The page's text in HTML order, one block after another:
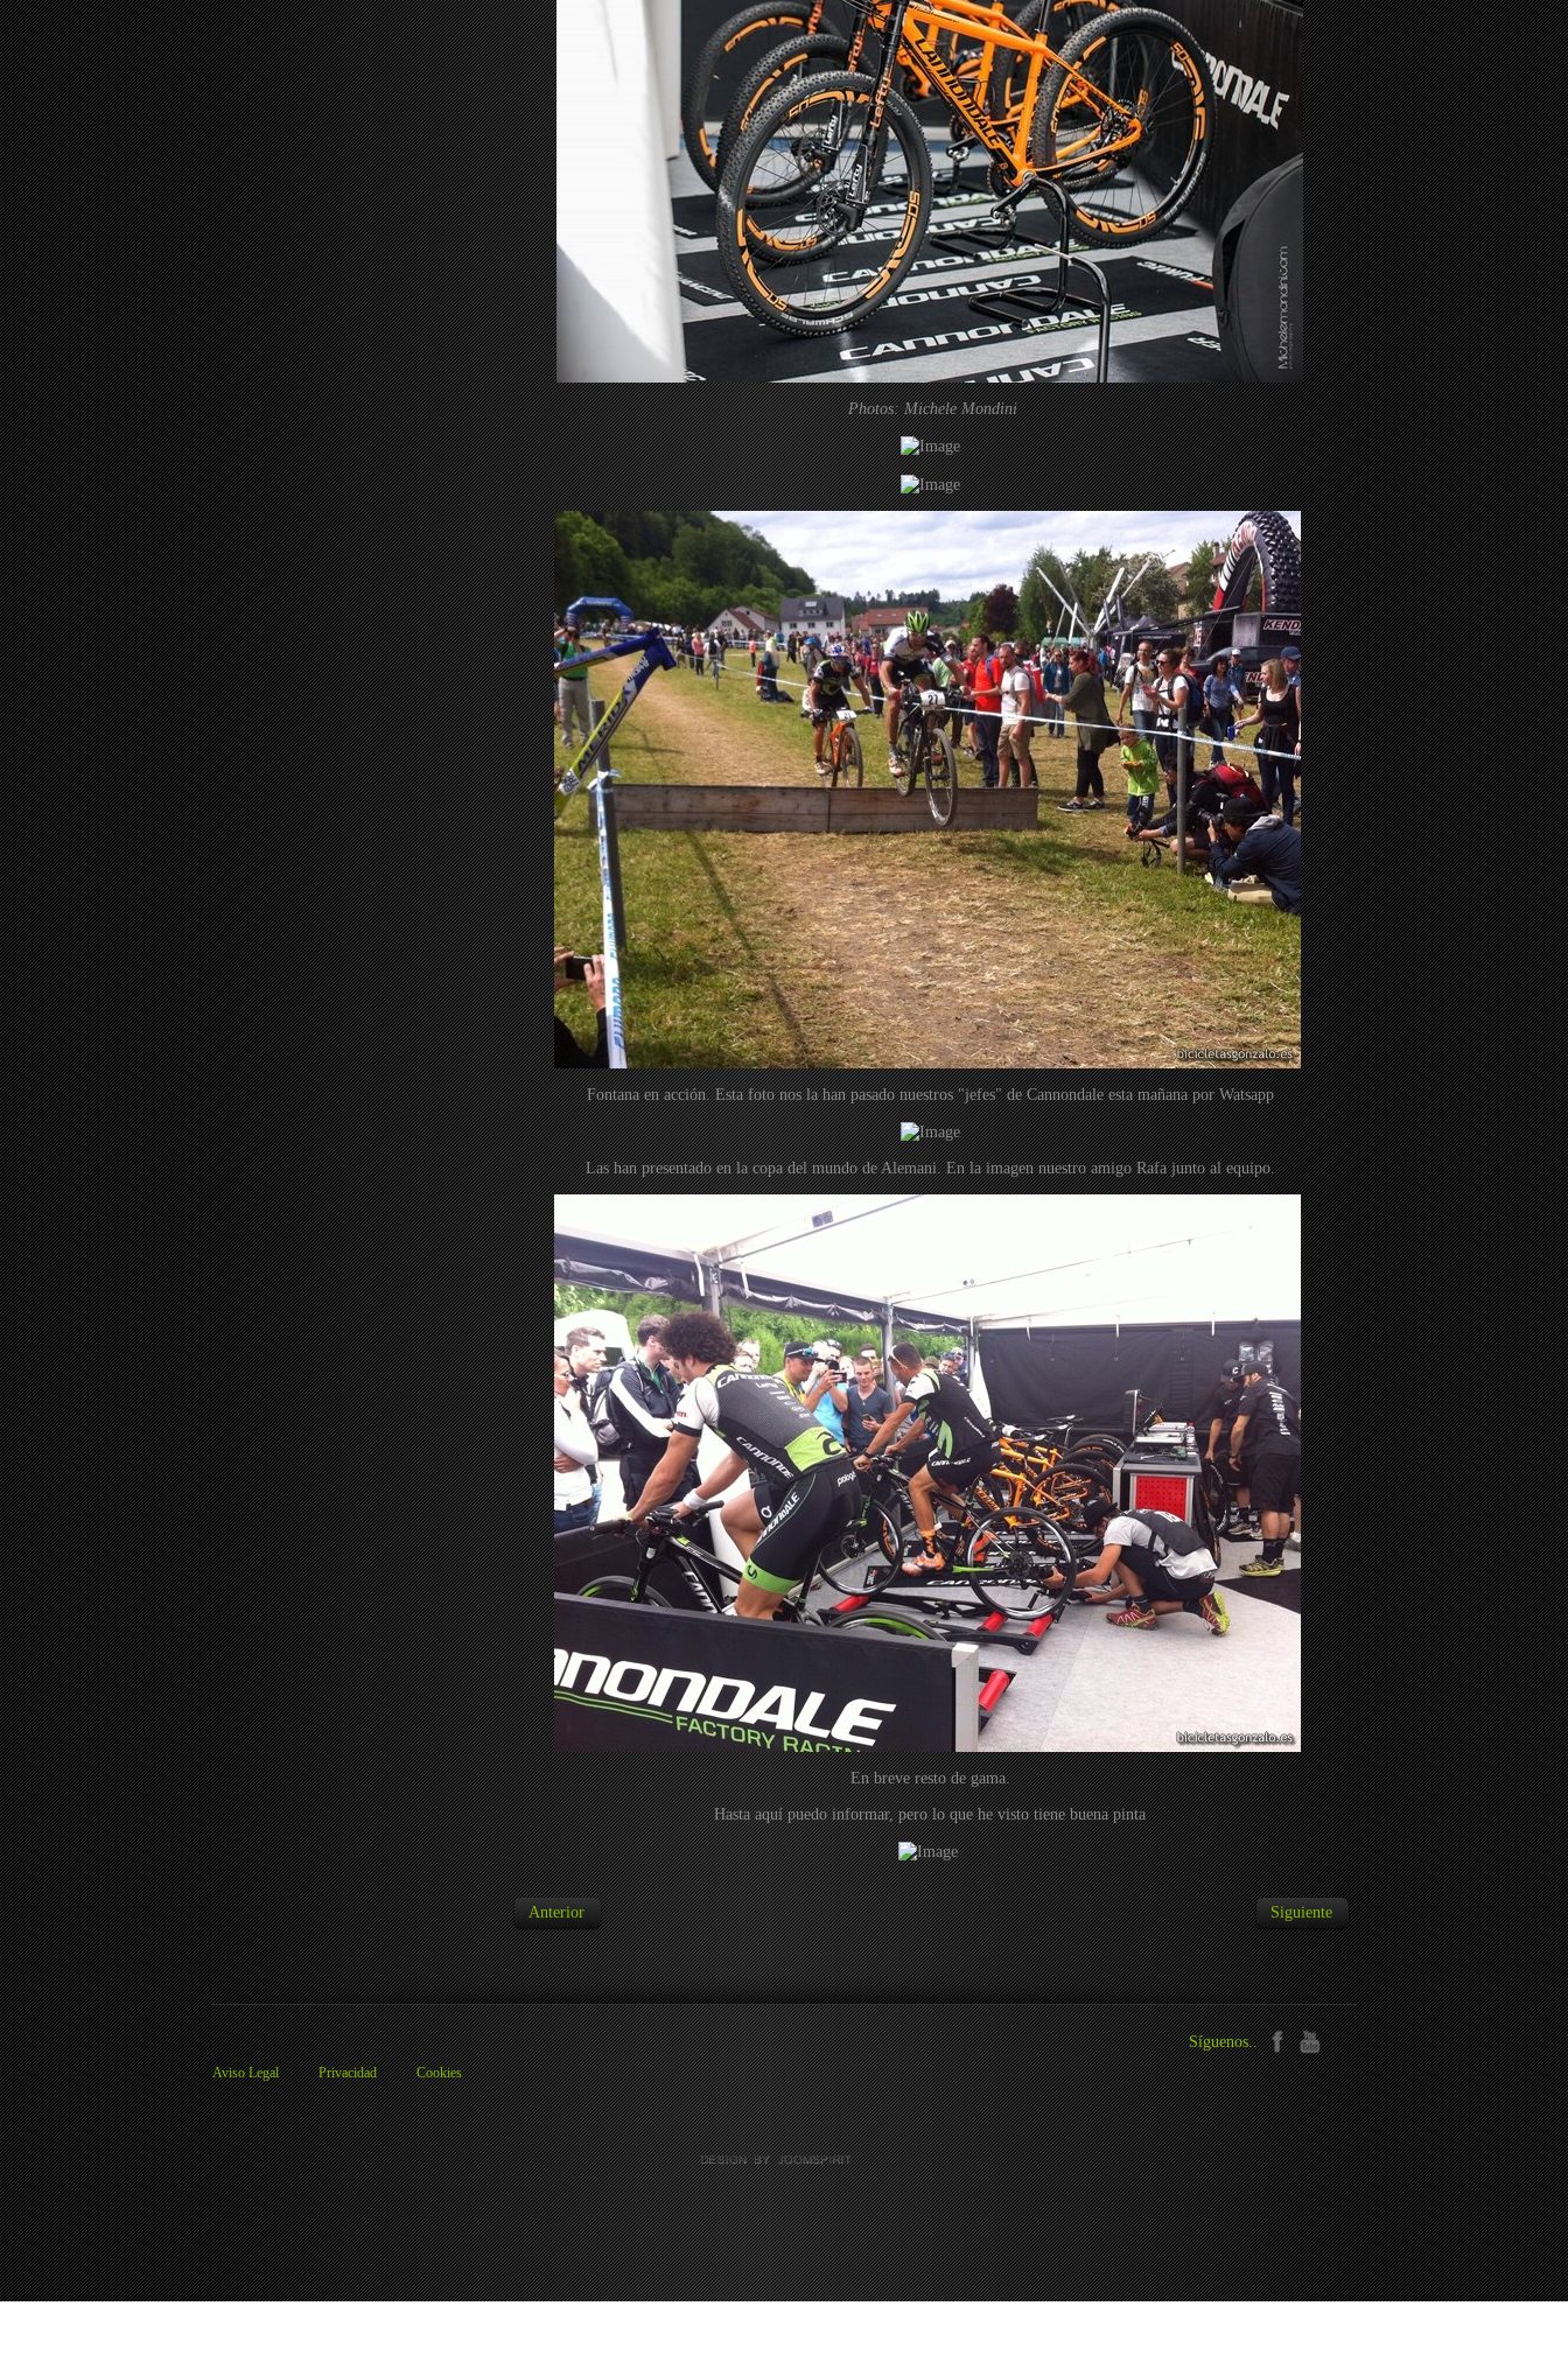
Photos: Michele Mondini
Fontana en acción. Esta foto nos la han pasado nuestros "jefes" de Cannondale esta mañana por Watsapp
Las han presentado en la copa del mundo de Alemani. En la imagen nuestro amigo Rafa junto al equipo.
En breve resto de gama.
Hasta aquí puedo informar, pero lo que he visto tiene buena pinta
Anterior Siguiente
Síguenos..
Aviso Legal Privacidad Cookies